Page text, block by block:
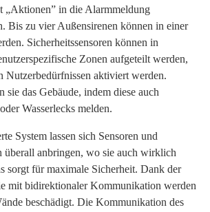
„Aktionen” in die Alarmmeldung
Bis zu vier Außensirenen können in einer
Sicherheitssensoren können in
Zonen aufgeteilt werden,
Nutzerbedürfnissen aktiviert werden.
sie das Gebäude, indem diese auch
Wasserlecks melden.
System lassen sich Sensoren und
überall anbringen, wo sie auch wirklich
sorgt für maximale Sicherheit. Dank der
mit bidirektionaler Kommunikation werden
beschädigt. Die Kommunikation des